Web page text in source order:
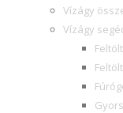
Vízágy
Vízágy